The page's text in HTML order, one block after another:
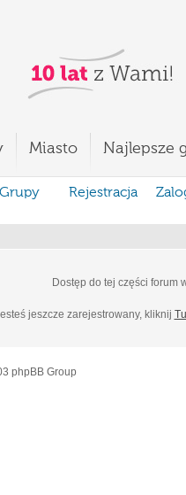
Miasto Najlepsze
Grupy Rejestracja
Dostęp do tej części forum
jeszcze zarejestrowany, kliknij
phpBB Group